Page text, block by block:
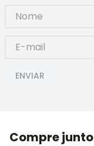
ENVIAR
Compre junto